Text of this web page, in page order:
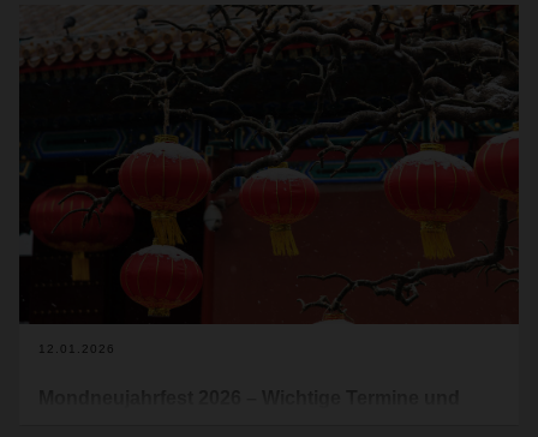
12.01.2026